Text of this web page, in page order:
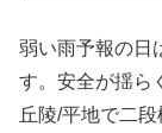
弱い雨予報の日
す。安全が揺ら
丘陵/平地で二